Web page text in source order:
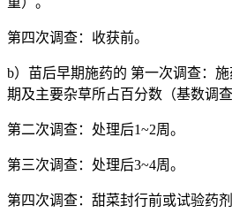
第四次调查：收获前。
b）苗后早期施药的 第一次调查：
期及主要杂草所占百分数（基数调查
第二次调查：处理后1~2周。
第三次调查：处理后3~4周。
第四次调查：甜菜封行前或试验药